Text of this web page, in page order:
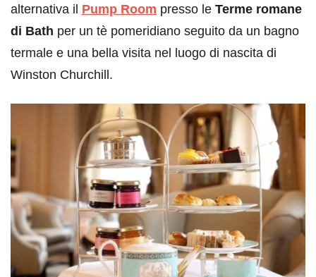
alternativa il Pump Room presso le Terme romane
di Bath per un tè pomeridiano seguito da un bagno
termale e una bella visita nel luogo di nascita di
Winston Churchill.